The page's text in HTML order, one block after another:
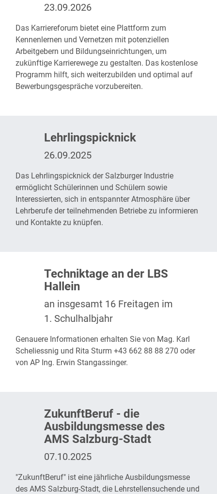
23.09.2026
Das Karriereforum bietet eine Plattform zum
Kennenlernen und Vernetzen mit potenziellen
Arbeitgebern und Bildungseinrichtungen, um
zukünftige Karrierewege zu gestalten. Das kostenlose
Programm hilft, sich weiterzubilden und optimal auf
Bewerbungsgespräche vorzubereiten.
Lehrlingspicknick
26.09.2025
Das Lehrlingspicknick der Salzburger Industrie
ermöglicht Schülerinnen und Schülern sowie
Interessierten, sich in entspannter Atmosphäre über
Lehrberufe der teilnehmenden Betriebe zu informieren
und Kontakte zu knüpfen.
Techniktage an der LBS
Hallein
an insgesamt 16 Freitagen im
1. Schulhalbjahr
Genauere Informationen erhalten Sie von Mag. Karl
Scheliessnig und Rita Sturm +43 662 88 88 270 oder
von AP Ing. Erwin Stangassinger.
ZukunftBeruf - die
Ausbildungsmesse des
AMS Salzburg-Stadt
07.10.2025
"ZukunftBeruf" ist eine jährliche Ausbildungsmesse
des AMS Salzburg-Stadt, die Lehrstellensuchende und